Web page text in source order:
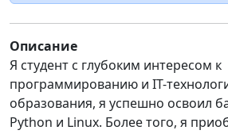
Описание
Я студент с глубоким интересом к
программированию и IT-
образования, я успешно освоил
Python и Linux. Более того, я